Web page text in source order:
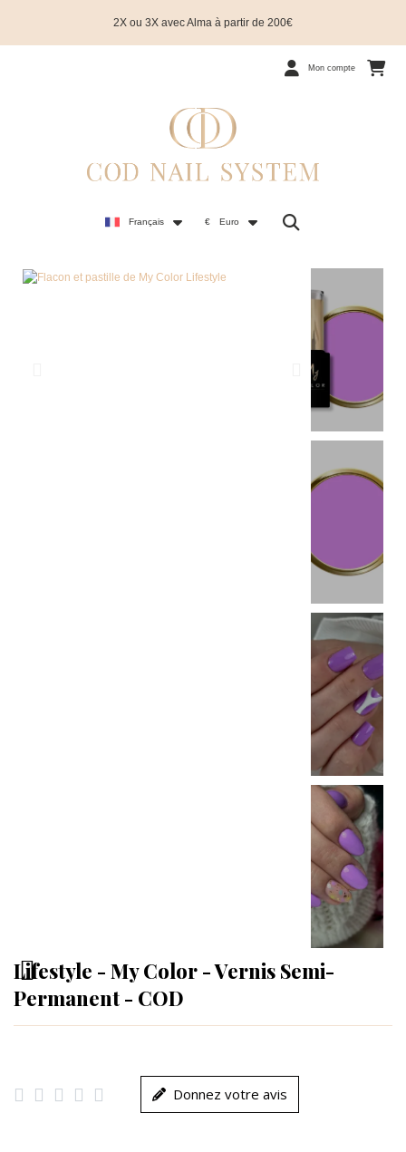
2X ou 3X avec Alma à partir de 200€
Mon compte
Français € Euro
Lifestyle - My Color - Vernis Semi-
Permanent - COD
     Donnez votre avis